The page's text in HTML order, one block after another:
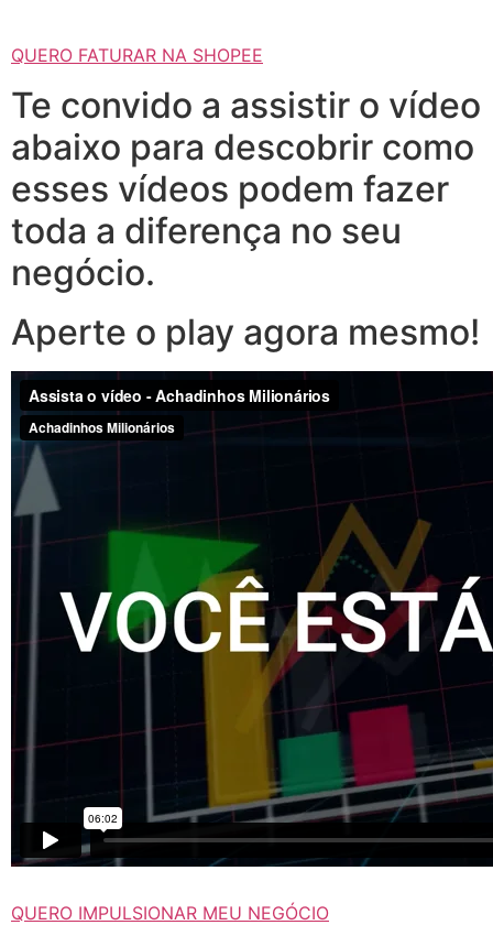
QUERO FATURAR NA SHOPEE
Te convido a assistir o vídeo
abaixo para descobrir como
esses vídeos podem fazer
toda a diferença no seu
negócio.
Aperte o play agora mesmo!
QUERO IMPULSIONAR MEU NEGÓCIO